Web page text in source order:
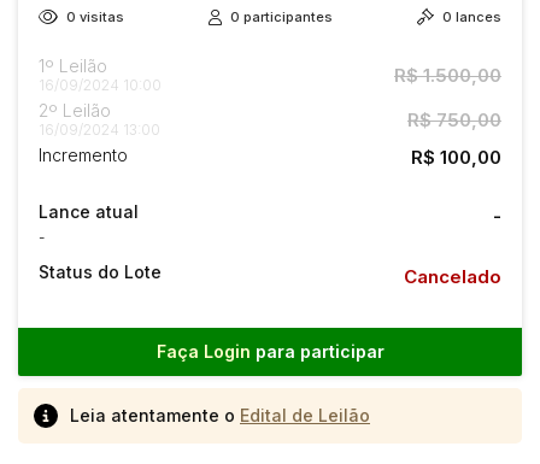
0 visitas 0 participantes 0 lances
1º Leilão
16/09/2024 10:00 R$ 1.500,00
2º Leilão
16/09/2024 13:00 R$ 750,00
Incremento R$ 100,00
Lance atual
-
-
Status do Lote Cancelado
Faça Login para participar
Leia atentamente o Edital de Leilão